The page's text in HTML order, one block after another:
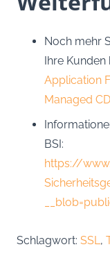
Noch mehr
Ihre
Application
Managed
BSI:
https://
Schlagwort: SSL,